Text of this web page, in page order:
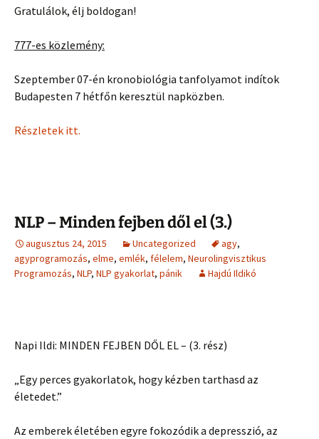
Gratulálok, élj boldogan!
777-es közlemény:
Szeptember 07-én kronobiológia tanfolyamot indítok
Budapesten 7 hétfőn keresztül napközben.
Részletek itt.
NLP – Minden fejben dől el (3.)
augusztus 24, 2015 Uncategorized agy,
agyprogramozás, elme, emlék, félelem, Neurolingvisztikus
Programozás, NLP, NLP gyakorlat, pánik Hajdú Ildikó
Napi Ildi: MINDEN FEJBEN DŐL EL – (3. rész)
„Egy perces gyakorlatok, hogy kézben tarthasd az
életedet.”
Az emberek életében egyre fokozódik a depresszió, az